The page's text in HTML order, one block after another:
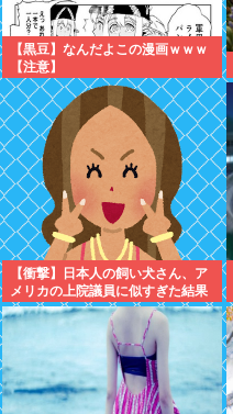
【黒豆】なんだよこの漫画ｗｗｗ
【注意】
【衝撃】日本人の飼い犬さん、ア
メリカの上院議員に似すぎた結果
www